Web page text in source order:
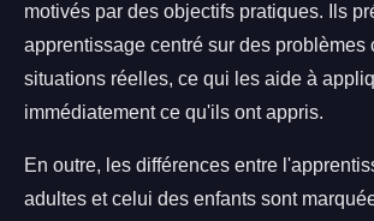
motivés par des objectifs pratiques. Ils
apprentissage centré sur des problèmes
situations réelles, ce qui les aide à
immédiatement ce qu'ils ont appris.
En outre, les différences entre
adultes et celui des enfants sont